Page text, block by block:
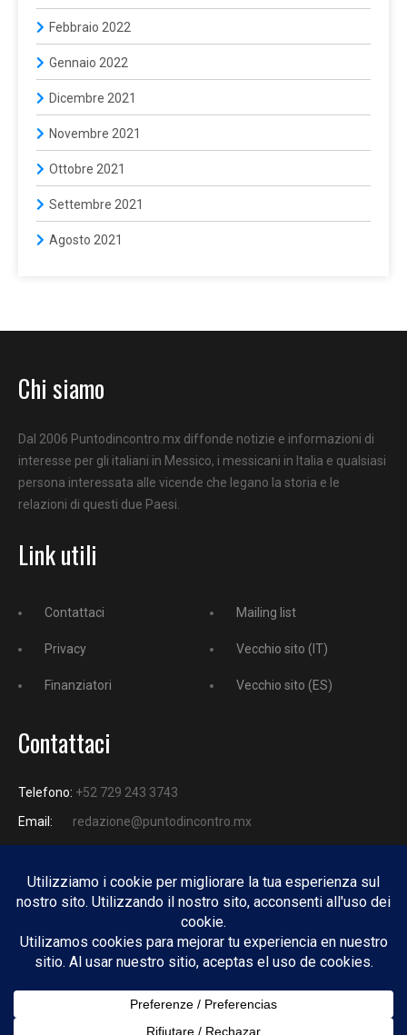
Febbraio 2022
Gennaio 2022
Dicembre 2021
Novembre 2021
Ottobre 2021
Settembre 2021
Agosto 2021
Chi siamo
Dal 2006 Puntodincontro.mx diffonde notizie e informazioni di
interesse per gli italiani in Messico, i messicani in Italia e qualsiasi
persona interessata alle vicende che legano la storia e le
relazioni di questi due Paesi.
Link utili
Contattaci
Privacy
Finanziatori
Mailing list
Vecchio sito (IT)
Vecchio sito (ES)
Contattaci
Telefono: +52 729 243 3743
Email:
redazione@puntodincontro.mx
PUNTODINCONTRO